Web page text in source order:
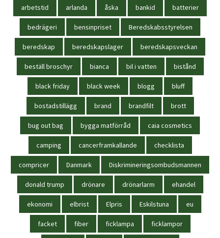
arbetstid arlanda åska bankid batterier
bedrägeri bensinpriset Beredskabsstyrelsen
beredskap beredskapslager beredskapsveckan
beställ broschyr bianca bil i vatten bistånd
black friday black week blogg bluff
bostadstillägg brand brandfilt brott
bug out bag bygga matförråd caia cosmetics
camping cancerframkallande checklista
compricer Danmark Diskrimineringsombudsmannen
donald trump drönare drönarlarm ehandel
ekonomi elbrist Elpris Eskilstuna eu
facket fiber ficklampa ficklampor